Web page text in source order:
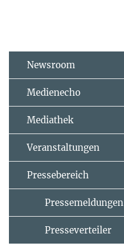
Newsroom
Medienecho
Mediathek
Veranstaltungen
Pressebereich
Pressemeldungen
Presseverteiler